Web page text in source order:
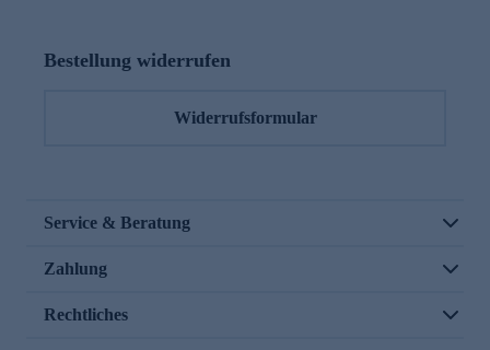
Bestellung widerrufen
Widerrufsformular
Service & Beratung
Zahlung
Rechtliches